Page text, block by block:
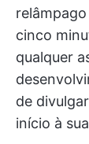
cinco
qualquer
de
início à